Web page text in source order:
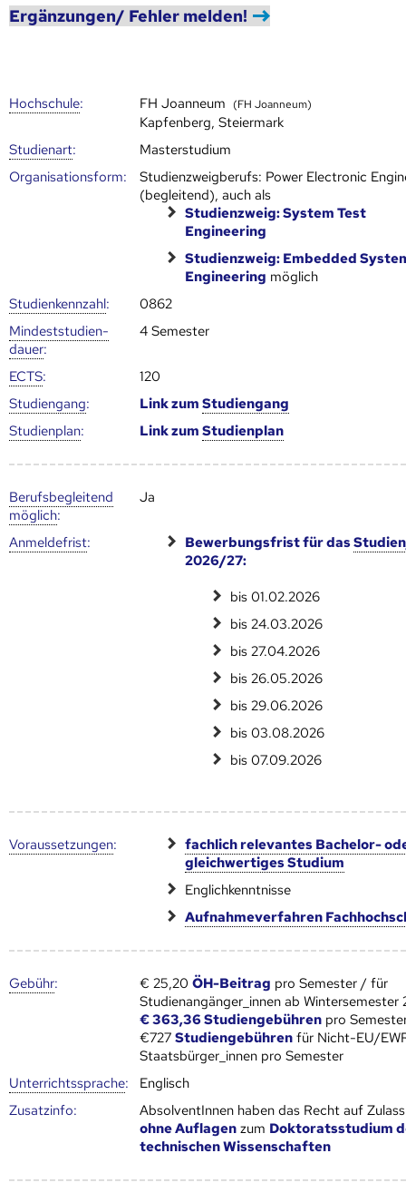
Ergänzungen/ Fehler melden!
Hoch­schule: FH Joanneum (FH Joanneum)
Kapfenberg, Steiermark
Studienart:
Masterstudium
Organisationsform:
Studienzweigberufs: Power Electronic
(begleitend), auch als
Studienzweig: System Test
Engineering
Studienzweig: Embedded
Engineering möglich
Studien­kenn­zahl:
0862
Mindest­studien­
dauer:
4 Semester
ECTS:
120
Studien­gang: Link zumStudien­gang
Studien­plan: Link zumStudien­plan
Berufs­begleitend
möglich:
Ja
Anmelde­frist: Bewerbungsfrist für das
2026/27:
bis 01.02.2026
bis 24.03.2026
bis 27.04.2026
bis 26.05.2026
bis 29.06.2026
bis 03.08.2026
bis 07.09.2026
Voraus­setzungen:
fachlich relevantes Bachelor-
gleichwertiges Studium
Englichkenntnisse
Aufnahmeverfahren
Gebühr: € 25,20ÖH-Beitrag pro Semester / für
Studienangänger_innen ab Wintersemester
€ 363,36 Studiengebühren pro
€727Studiengebühren für Nicht-EU/
Staatsbürger_innen pro Semester
Unter­richts­sprache:
Englisch
Zusatz­info:
AbsolventInnen haben das Recht auf
ohne Auflagen zum Doktoratsstudium
technischen Wissenschaften